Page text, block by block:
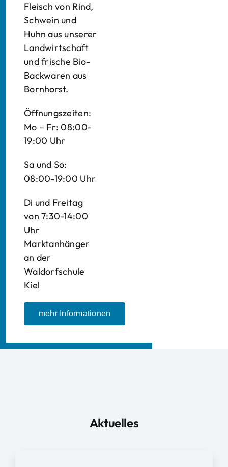
Fleisch von Rind,
Schwein und
Huhn aus unserer
Landwirtschaft
und frische Bio-
Backwaren aus
Bornhorst.
Öffnungszeiten:
Mo – Fr: 08:00-
19:00 Uhr
Sa und So:
08:00-19:00 Uhr
Di und Freitag
von 7:30-14:00
Uhr
Marktanhänger
an der
Waldorfschule
Kiel
mehr Informationen
Aktuelles